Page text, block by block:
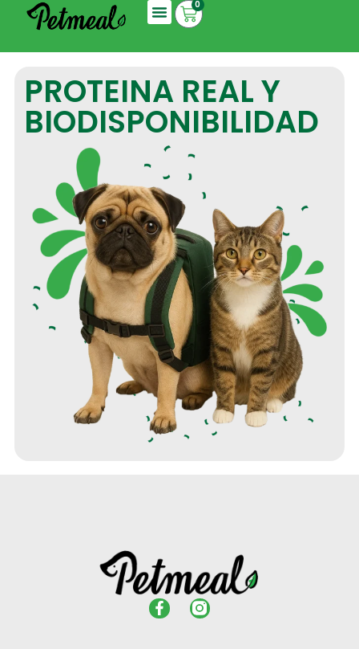
0
PROTEINA REAL Y
BIODISPONIBILIDAD